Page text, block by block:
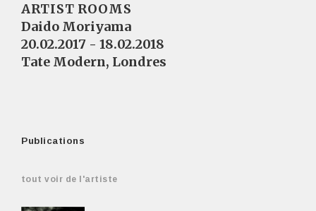
ARTIST ROOMS
Daido Moriyama
20.02.2017 - 18.02.2018
Tate Modern, Londres
Publications
tout voir de l'artiste